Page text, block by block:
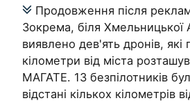
Продовження після
Зокрема, біля Хмельницької
виявлено дев'ять дронів, які
кілометри від міста
МАГАТЕ. 13 безпілотників
відстані кількох кілометрів